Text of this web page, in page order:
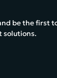
be the first
solutions.